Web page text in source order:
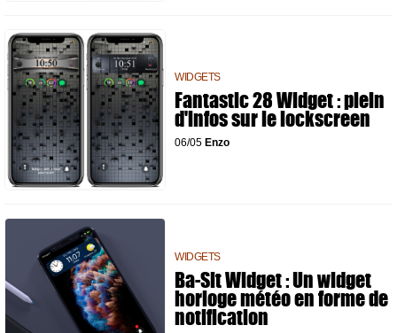
WIDGETS
Fantastic 28 Widget : plein
d'infos sur le lockscreen
06/05 Enzo
WIDGETS
Ba-Sit Widget : Un widget
horloge météo en forme de
notification